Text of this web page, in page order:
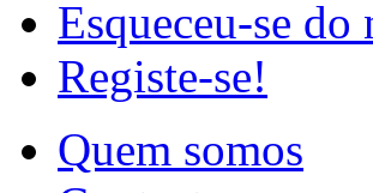
Esqueceu-se
Registe-se!
Quem somos